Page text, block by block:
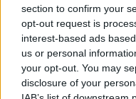
section to confirm your
opt-out request is
interest-based ads
us or personal
your opt-out. You may
disclosure of your
Kövess minket,
hírekről a